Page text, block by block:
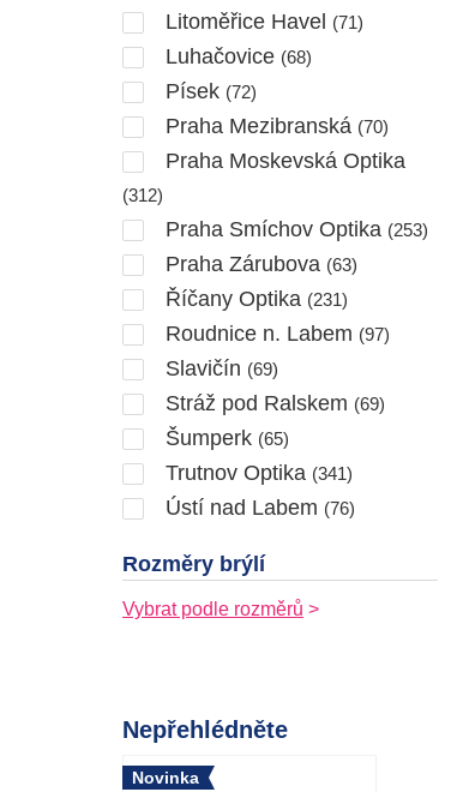
Litoměřice Havel (71)
Luhačovice (68)
Písek (72)
Praha Mezibranská (70)
Praha Moskevská Optika
(312)
Praha Smíchov Optika (253)
Praha Zárubova (63)
Říčany Optika (231)
Roudnice n. Labem (97)
Slavičín (69)
Stráž pod Ralskem (69)
Šumperk (65)
Trutnov Optika (341)
Ústí nad Labem (76)
Rozměry brýlí
Vybrat podle rozměrů
Nepřehlédněte
Novinka